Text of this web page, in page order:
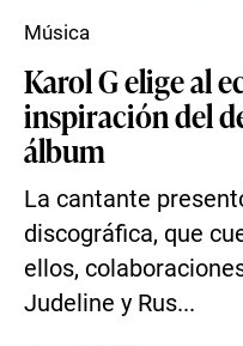
Karol G elige al
inspiración del
álbum
La cantante
discográfica, que
ellos,
Judeline y Rus...
Música